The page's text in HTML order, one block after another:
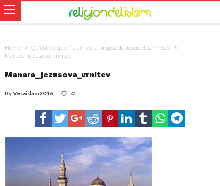
Home
Qu'est-ce que l'Islam dit à propos de Jésus et sa mère?
Manara_jezusova_vrnitev
Manara_jezusova_vrnitev
ByVeraislam2016 0